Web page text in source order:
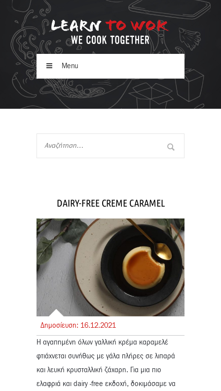
Menu
DAIRY-FREE CREME CARAMEL
Δημοσίευση: 16.12.2021
Η αγαπημένη όλων γαλλική κρέμα καραμελέ
φτιάχνεται συνήθως με γάλα πλήρες σε λιπαρά
και λευκή κρυσταλλική ζάχαρη. Για μια πιο
ελαφριά και dairy -free εκδοχή, δοκιμάσαμε να